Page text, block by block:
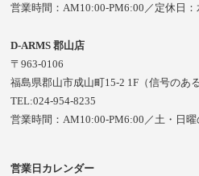
営業時間：AM10:00-PM6:00／定休日：
D-ARMS 郡山店
〒963-0106
福島県郡山市成山町15-2 1F（信号のあ
TEL:024-954-8235
営業時間：AM10:00-PM6:00／土・日曜
営業日カレンダー